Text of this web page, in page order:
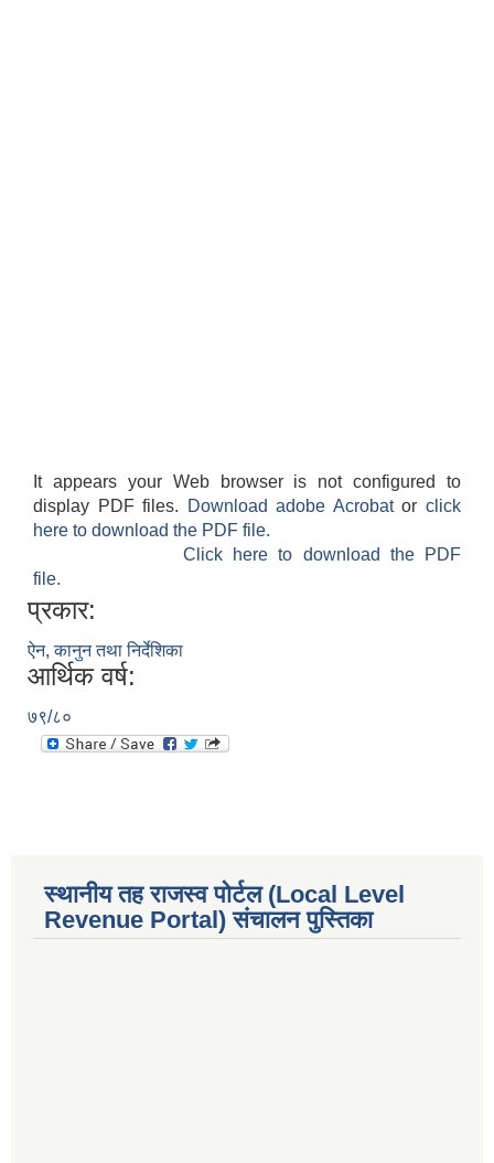
It appears your Web browser is not configured to
display PDF files.
Download adobe Acrobatorclick
here to download the PDF file.
Click here to download the PDF
file.
प्रकार:
ऐन, कानुन तथा निर्देशिका
आर्थिक वर्ष:
७९/८०
स्थानीय तह राजस्व पोर्टल (Local Level
Revenue Portal) संचालन पुस्तिका